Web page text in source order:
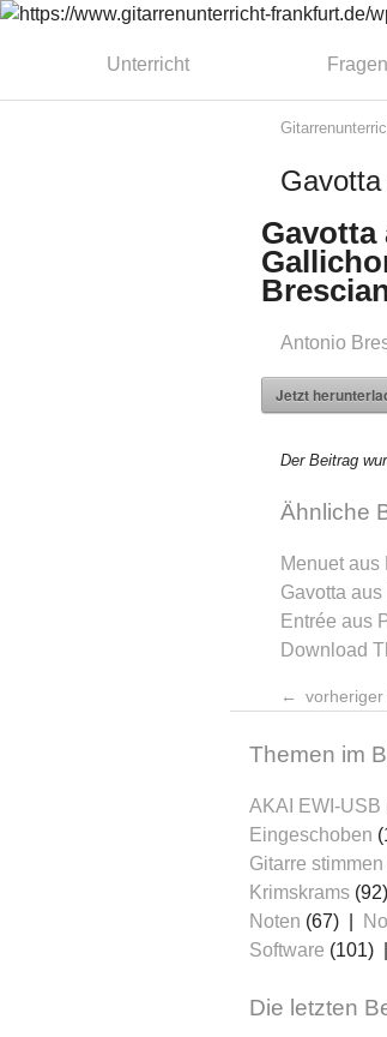
Unterricht Fragen
Gavotta
Antonio
Jetzt
Der Beitrag
Ähnliche
Menuet
Gavotta
Entrée aus
Download
vorheriger
Themen im
AKAI EWI-USB
Eingeschoben
Gitarre stimmen
Krimskrams (92)
Noten (67)
Software (101)
Die letzten